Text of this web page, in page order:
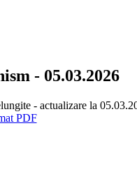
- 05.03.2026
- actualizare la
PDF